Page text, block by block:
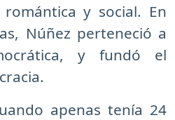
y social. En
Núñez perteneció a
y fundó el
apenas tenía 24